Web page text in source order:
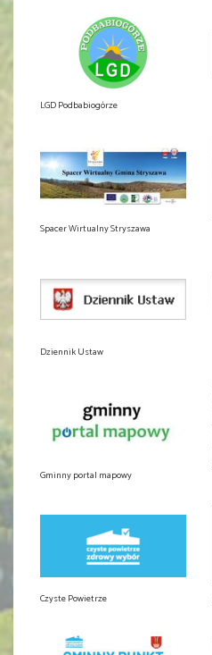
LGD Podbabiogórze
Spacer Wirtualny Stryszawa
Dziennik Ustaw
Gminny portal mapowy
Czyste Powietrze